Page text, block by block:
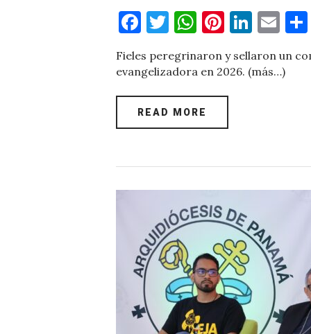
F
c
e
b
o
T
w
it
te
r
W
at
s
A
p
Pi
nt
er
es
Li
k
E
ai
Fieles peregrinaron y sellaron un
evangelizadora en 2026. (más…)
READ MORE